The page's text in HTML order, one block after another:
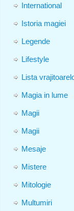
International
Istoria magiei
Legende
Lifestyle
Lista
Magia in lume
Magii
Magii
Mesaje
Mistere
Mitologie
Multumiri